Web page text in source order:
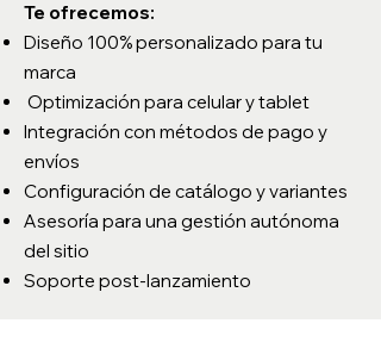
Te ofrecemos:
Diseño 100% personalizado para tu
marca
Optimización para celular y tablet
Integración con métodos de pago y
envíos
Configuración de catálogo y variantes
Asesoría para una gestión autónoma
del sitio
Soporte post-lanzamiento